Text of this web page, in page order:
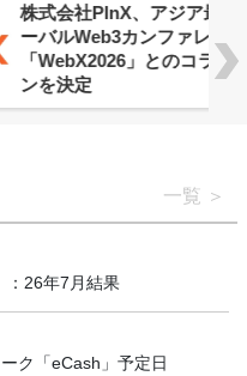
、アジア最大級のグロ
ンファレンス
とのコラボレーショ
一覧
：26年7月結果
ク「eCash」予定日